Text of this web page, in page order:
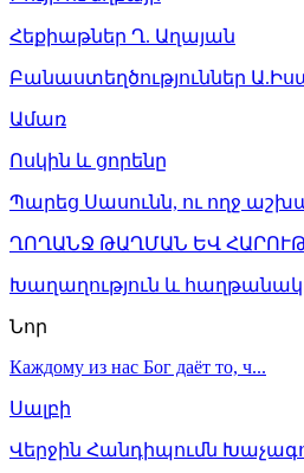
Հեքիաթներ Ղ. Աղայան
Բանաստեղծություններ
Ամառ
Ոսկին և ցորենը
Պարեց Սասունն, ու ողջ
ՂՈՂԱՆՋ ԹԱՂՄԱՆ ԵՎ
Խաղաղություն և հաղթանակ
Նոր
Каждому из нас Бог даёт то, ч...
Սալբի
Վերջին Հանդիպումն